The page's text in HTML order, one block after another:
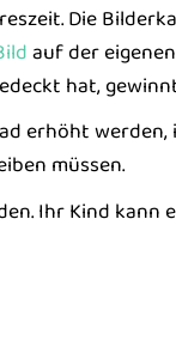
Die
auf der
hat,
erhöht
müssen.
Ihr Kind kann